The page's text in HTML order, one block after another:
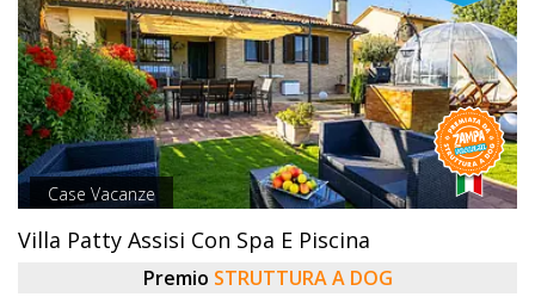
Case Vacanze
Villa Patty Assisi Con Spa E Piscina
Premio STRUTTURA A DOG